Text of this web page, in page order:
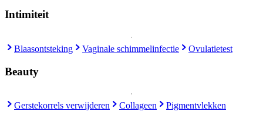
Intimiteit
Blaasontsteking Vaginale schimmelinfectie Ovulatietest
Beauty
Gerstekorrels verwijderen Collageen Pigmentvlekken